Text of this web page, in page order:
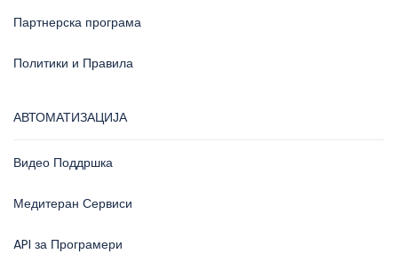
Партнерска програма
Политики и Правила
АВТОМАТИЗАЦИЈА
Видео Поддршка
Медитеран Сервиси
API за Програмери